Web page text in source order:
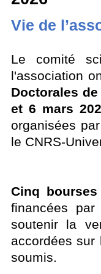
Vie de
Le comité
l'association
Doctorales
et 6 mars
organisées
le CNRS-
Cinq
financées
soutenir la
accordées
soumis.